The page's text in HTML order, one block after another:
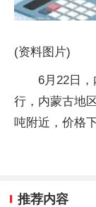
(资料图片)
6月22日
行，内蒙古地
吨附近，价格
推荐内容